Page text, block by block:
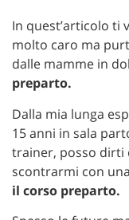
In quest’articolo ti
molto caro ma
dalle mamme in
preparto.
Dalla mia lunga
15 anni in sala
trainer, posso dirti
scontrarmi con una
il corso preparto.